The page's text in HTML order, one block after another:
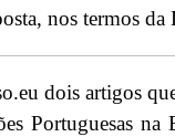
nos termos
dois artigos
Portuguesas